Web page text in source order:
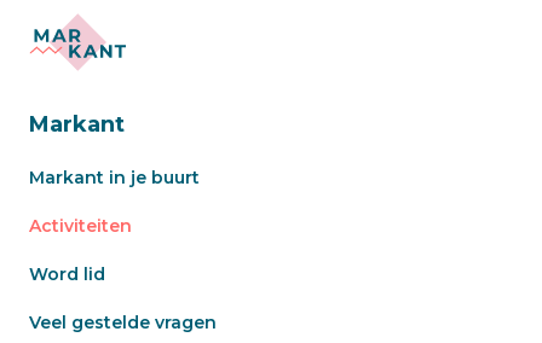
Markant
Markant in je buurt
Activiteiten
Word lid
Veel gestelde vragen